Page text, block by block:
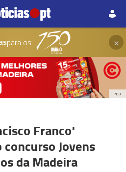
para os ×
PUB
Franco'
Jovens
da Madeira